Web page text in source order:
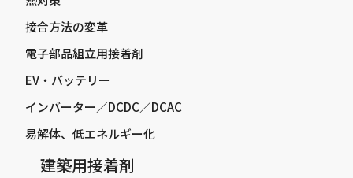
接合方法の変革
電子部品組立用接着剤
EV・バッテリー
インバーター／DCDC／DCAC
易解体、低エネルギー化
建築用接着剤